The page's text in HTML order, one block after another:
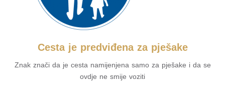
Cesta je predviđena za pješake
Znak znači da je cesta namijenjena samo za pješake i da se
ovdje ne smije voziti